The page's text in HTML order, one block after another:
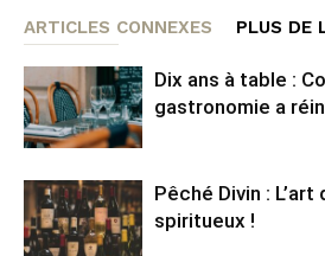
ARTICLES CONNEXES PLUS DE
Dix ans à table :
gastronomie a
Pêché Divin :
spiritueux !